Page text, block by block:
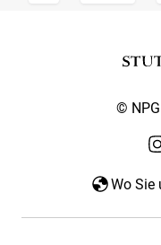
©
Wo Sie